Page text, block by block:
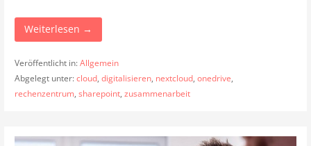
Weiterlesen →
Veröffentlicht in:Allgemein
Abgelegt unter:cloud, digitalisieren, nextcloud, onedrive,
rechenzentrum, sharepoint, zusammenarbeit